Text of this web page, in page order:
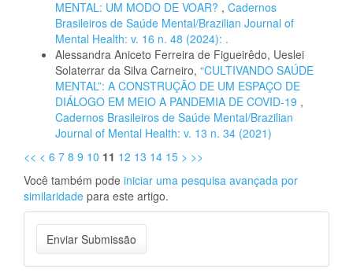
MENTAL: UM MODO DE VOAR? , Cadernos
Brasileiros de Saúde Mental/Brazilian Journal of
Mental Health: v. 16 n. 48 (2024): .
Alessandra Aniceto Ferreira de Figueirêdo, Ueslei
Solaterrar da Silva Carneiro, “CULTIVANDO SAÚDE
MENTAL”: A CONSTRUÇÃO DE UM ESPAÇO DE
DIÁLOGO EM MEIO A PANDEMIA DE COVID-19 ,
Cadernos Brasileiros de Saúde Mental/Brazilian
Journal of Mental Health: v. 13 n. 34 (2021)
<< < 6 7 8 9 10 11 12 13 14 15 > >>
Você também pode iniciar uma pesquisa avançada por
similaridade para este artigo.
Enviar
Submissão
Enviar Submissão